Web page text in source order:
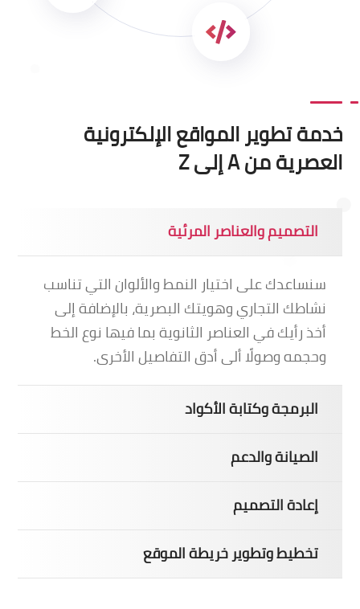
خدمة تطوير المواقع الإلكترونية
العصرية من A إلى Z
التصميم والعناصر المرئية
سنساعدك على اختيار النمط والألوان التي تناسب
نشاطك التجاري وهويتك البصرية، بالإضافة إلى
أخذ رأيك في العناصر الثانوية بما فيها نوع الخط
وحجمه وصولًا ألى أدق التفاصيل الأخرى.
البرمجة وكتابة الأكواد
الصيانة والدعم
إعادة التصميم
تخطيط وتطوير خريطة الموقع